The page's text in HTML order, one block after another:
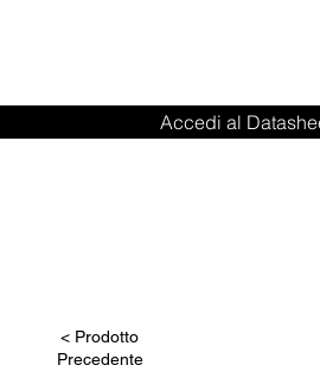
Accedi al
< Prodotto
Precedente